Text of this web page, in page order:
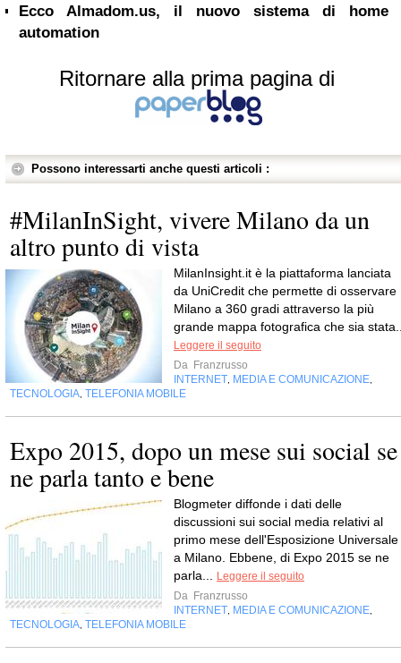
Ecco Almadom.us, il nuovo sistema di home
automation
Ritornare alla prima pagina di
Possono interessarti anche questi articoli :
#MilanInSight, vivere Milano da un
altro punto di vista
MilanInsight.it è la piattaforma lanciata
da UniCredit che permette di osservare
Milano a 360 gradi attraverso la più
grande mappa fotografica che sia
Leggere il seguito
Da Franzrusso
INTERNET MEDIA E COMUNICAZIONE
TECNOLOGIA TELEFONIA MOBILE
Expo 2015, dopo un mese sui social se
ne parla tanto e bene
Blogmeter diffonde i dati delle
discussioni sui social media relativi al
primo mese dell'Esposizione Universale
a Milano. Ebbene, di Expo 2015 se ne
parla...
Leggere il seguito
Da Franzrusso
INTERNET MEDIA E COMUNICAZIONE
TECNOLOGIA TELEFONIA MOBILE